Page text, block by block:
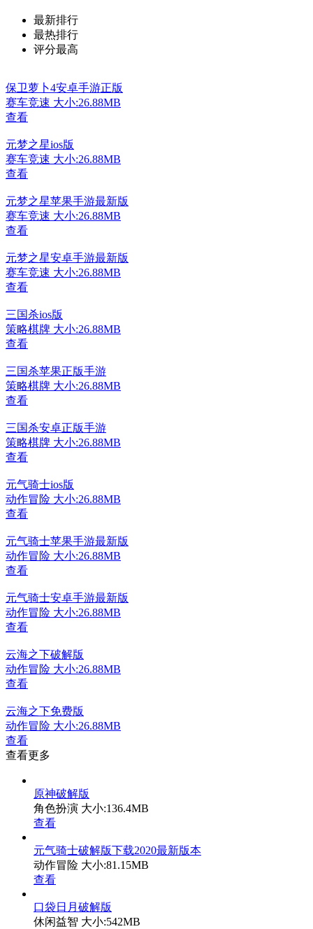
最新排行
最热排行
评分最高
保卫萝卜4安卓手游正版
赛车竞速 大小:26.88MB
查看
元梦之星ios版
赛车竞速 大小:26.88MB
查看
元梦之星苹果手游最新版
赛车竞速 大小:26.88MB
查看
元梦之星安卓手游最新版
赛车竞速 大小:26.88MB
查看
三国杀ios版
策略棋牌 大小:26.88MB
查看
三国杀苹果正版手游
策略棋牌 大小:26.88MB
查看
三国杀安卓正版手游
策略棋牌 大小:26.88MB
查看
元气骑士ios版
动作冒险 大小:26.88MB
查看
元气骑士苹果手游最新版
动作冒险 大小:26.88MB
查看
元气骑士安卓手游最新版
动作冒险 大小:26.88MB
查看
云海之下破解版
动作冒险 大小:26.88MB
查看
云海之下免费版
动作冒险 大小:26.88MB
查看
查看更多
原神破解版
角色扮演 大小:136.4MB
查看
元气骑士破解版下载2020最新版本
动作冒险 大小:81.15MB
查看
口袋日月破解版
休闲益智 大小:542MB